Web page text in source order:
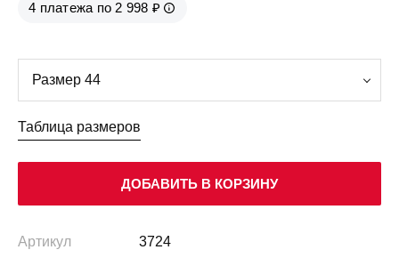
4 платежа по 2 998 ₽
Таблица размеров
ДОБАВИТЬ В КОРЗИНУ
Артикул 3724